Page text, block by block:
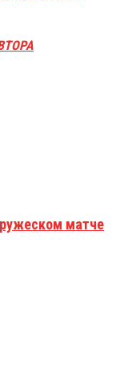
матче